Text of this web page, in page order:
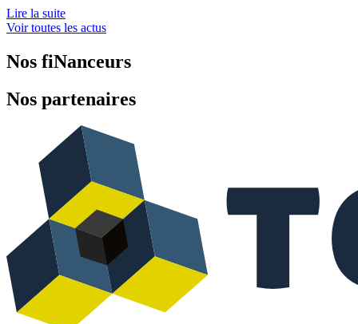
Lire la suite
Voir toutes les actus
Nos fiNanceurs
Nos partenaires